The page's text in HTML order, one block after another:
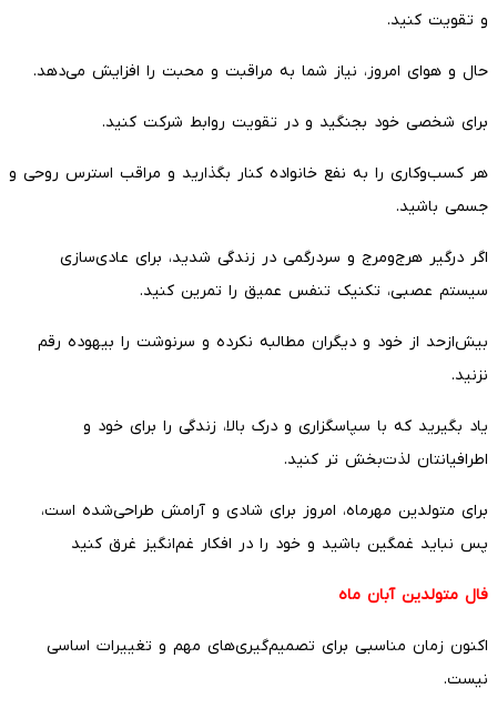
و تقویت کنید.
حال و هوای امروز، نیاز شما به مراقبت و محبت را افزایش می‌دهد.
برای شخصی خود بجنگید و در تقویت روابط شرکت کنید.
هر کسب‌وکاری را به نفع خانواده کنار بگذارید و مراقب استرس روحی و
جسمی باشید.
اگر درگیر هرج‌ومرج و سردرگمی در زندگی شدید، برای عادی‌سازی
سیستم عصبی، تکنیک تنفس عمیق را تمرین کنید.
بیش‌ازحد از خود و دیگران مطالبه نکرده و سرنوشت را بیهوده رقم
نزنید.
یاد بگیرید که با سپاسگزاری و درک بالا، زندگی را برای خود و
اطرافیانتان لذت‌بخش تر کنید.
برای متولدین مهرماه، امروز برای شادی و آرامش طراحی‌شده است،
پس نباید غمگین باشید و خود را در افکار غم‌انگیز غرق کنید
فال متولدین آبان ماه
اکنون زمان مناسبی برای تصمیم‌گیری‌های مهم و تغییرات اساسی
نیست.